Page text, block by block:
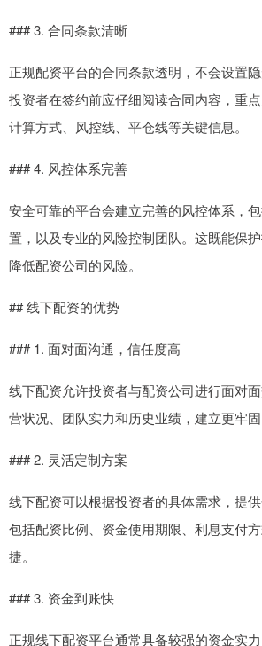
### 3. 合同条款清晰
正规配资平台的合同条款透明，不会设置隐
投资者在签约前应仔细阅读合同内容，重
计算方式、风控线、平仓线等关键信息。
### 4. 风控体系完善
安全可靠的平台会建立完善的风控体系，
置，以及专业的风险控制团队。这既能保
降低配资公司的风险。
## 线下配资的优势
### 1. 面对面沟通，信任度高
线下配资允许投资者与配资公司进行面对
营状况、团队实力和历史业绩，建立更牢固
### 2. 灵活定制方案
线下配资可以根据投资者的具体需求，提
包括配资比例、资金使用期限、利息支付
捷。
### 3. 资金到账快
正规线下配资平台通常具备较强的资金实